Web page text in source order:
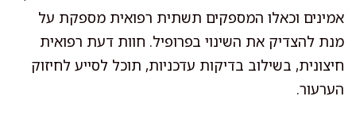
אמינים וכאלו המספקים תשתית רפואית מספקת על
מנת להצדיק את השינוי בפרופיל. חוות דעת רפואית
חיצונית, בשילוב בדיקות עדכניות, תוכל לסייע לחיזוק
הערעור.